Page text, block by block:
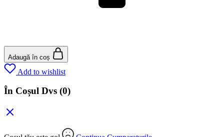
Adaugă în coș
Add to wishlist
În Coșul Dvs (0)